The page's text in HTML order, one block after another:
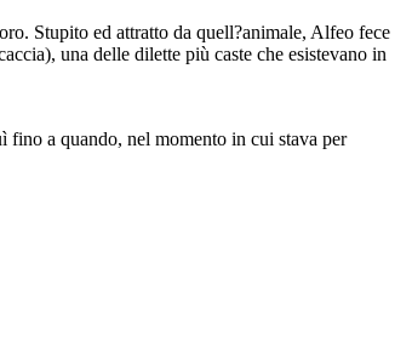
Stupito ed attratto da quell?animale, Alfeo fece
una delle dilette più caste che esistevano in
fino a quando, nel momento in cui stava per